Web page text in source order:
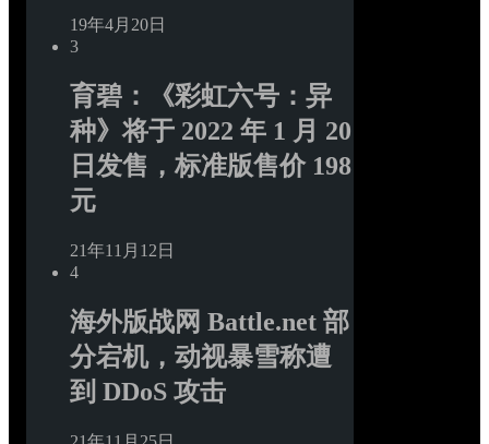
19年4月20日
3
育碧：《彩虹六号：异
种》将于 2022 年 1 月 20
日发售，标准版售价 198
元
21年11月12日
4
海外版战网 Battle.net 部
分宕机，动视暴雪称遭
到 DDoS 攻击